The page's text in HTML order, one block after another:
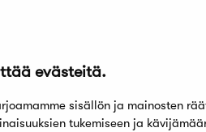
evästeitä.
sisällön ja mainosten
tukemiseen ja